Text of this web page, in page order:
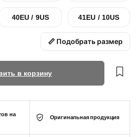
40EU / 9US 41EU / 10US
📏 Подобрать размер
в корзину
на
Оригинальная продукция